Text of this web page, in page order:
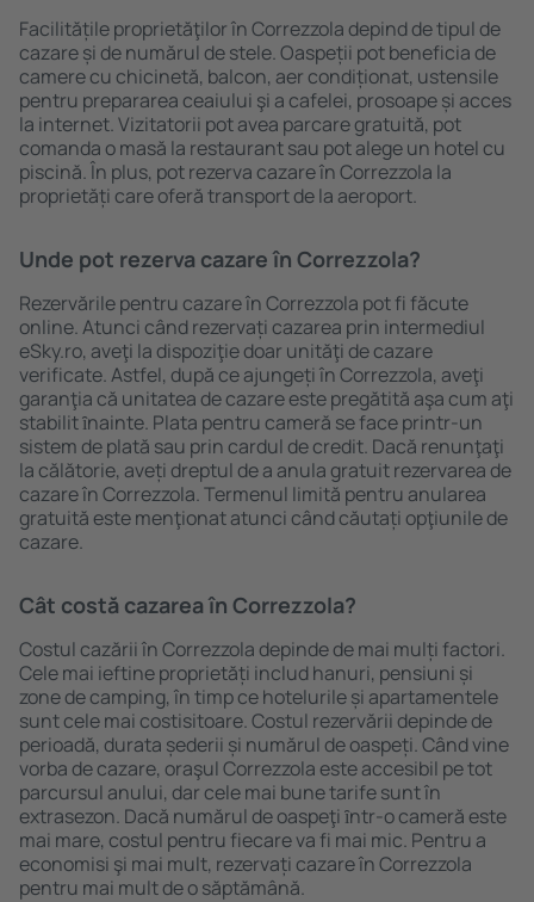
Facilitățile proprietăţilor în Correzzola depind de tipul de
cazare și de numărul de stele. Oaspeții pot beneficia de
camere cu chicinetă, balcon, aer condiționat, ustensile
pentru prepararea ceaiului şi a cafelei, prosoape și acces
la internet. Vizitatorii pot avea parcare gratuită, pot
comanda o masă la restaurant sau pot alege un hotel cu
piscină. În plus, pot rezerva cazare în Correzzola la
proprietăți care oferă transport de la aeroport.
Unde pot rezerva cazare în Correzzola?
Rezervările pentru cazare în Correzzola pot fi făcute
online. Atunci când rezervați cazarea prin intermediul
eSky.ro, aveţi la dispoziţie doar unităţi de cazare
verificate. Astfel, după ce ajungeți în Correzzola, aveţi
garanţia că unitatea de cazare este pregătită aşa cum aţi
stabilit ȋnainte. Plata pentru cameră se face printr-un
sistem de plată sau prin cardul de credit. Dacă renunţaţi
la călătorie, aveți dreptul de a anula gratuit rezervarea de
cazare în Correzzola. Termenul limită pentru anularea
gratuită este menţionat atunci când căutați opţiunile de
cazare.
Cât costă cazarea în Correzzola?
Costul cazării în Correzzola depinde de mai mulți factori.
Cele mai ieftine proprietăți includ hanuri, pensiuni și
zone de camping, în timp ce hotelurile și apartamentele
sunt cele mai costisitoare. Costul rezervării depinde de
perioadă, durata șederii și numărul de oaspeți. Când vine
vorba de cazare, oraşul Correzzola este accesibil pe tot
parcursul anului, dar cele mai bune tarife sunt în
extrasezon. Dacă numărul de oaspeţi ȋntr-o cameră este
mai mare, costul pentru fiecare va fi mai mic. Pentru a
economisi şi mai mult, rezervați cazare în Correzzola
pentru mai mult de o săptămână.